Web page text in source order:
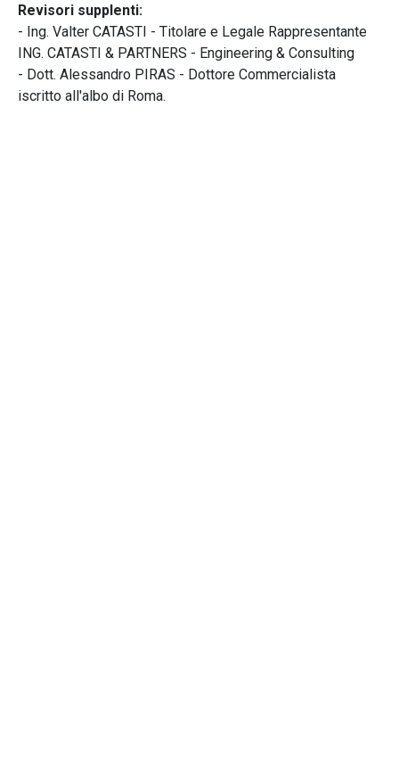
Revisori supplenti:
- Ing. Valter CATASTI - Titolare e Legale Rappresentante
ING. CATASTI & PARTNERS - Engineering & Consulting
- Dott. Alessandro PIRAS - Dottore Commercialista
iscritto all'albo di Roma.